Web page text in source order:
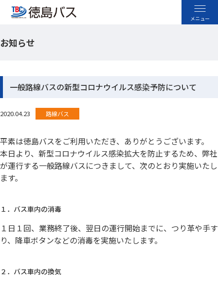
路線バス
採用情報
お忘れ物のお問い合わせ
お問い合わせ
お知らせ
一般路線バスの新型コロナウイルス感染予防について
2020.04.23 路線バス
平素は徳島バスをご利用いただき、ありがとうございます。
本日より、新型コロナウイルス感染拡大を防止するため、弊社
が運行する一般路線バスにつきまして、次のとおり実施いたし
ます。
１．バス車内の消毒
１日１回、業務終了後、翌日の運行開始までに、つり革や手す
り、降車ボタンなどの消毒を実施いたします。
２．バス車内の換気